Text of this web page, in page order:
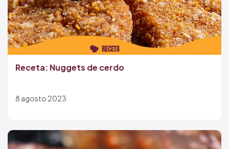
Receta: Nuggets de cerdo
8 agosto 2023